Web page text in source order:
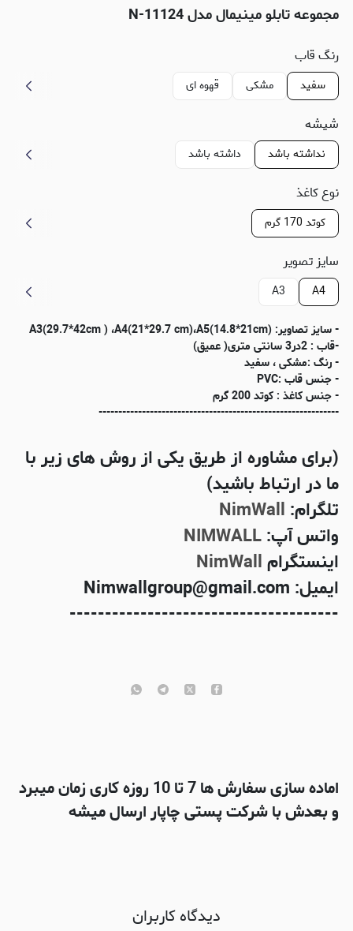
مجموعه تابلو مینیمال مدل N-11124
رنگ قاب
سفید مشکی قهوه ای
شیشه
نداشته باشد داشته باشد
نوع کاغذ
کوتد 170 گرم
سایز تصویر
A4
A3
- سایز تصاویر: (A3(29.7*42cm ) ،A4(21*29.7 cm)،A5(14.8*21cm
-قاب : 2در3 سانتی متری( عمیق)
- رنگ :مشکی ، سفید
- جنس قاب :PVC
- جنس کاغذ : کوتد 200 گرم
-------------------------------------------------------------
(برای مشاوره از طریق یکی از روش های زیر با
ما در ارتباط باشید)
تلگرام: NimWall
واتس آپ:NIMWALL
اینستگرامNimWall
ایمیل: Nimwallgroup@gmail.com
--------------------------------------
اماده سازی سفارش ها 7 تا 10 روزه کاری زمان میبرد
و بعدش با شرکت پستی چاپار ارسال میشه
دیدگاه کاربران